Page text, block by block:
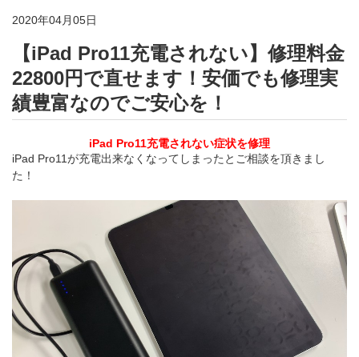
2020年04月05日
【iPad Pro11充電されない】修理料金
22800円で直せます！安価でも修理実
績豊富なのでご安心を！
iPad Pro11充電されない症状を修理
iPad Pro11が充電出来なくなってしまったとご相談を頂きまし
た！